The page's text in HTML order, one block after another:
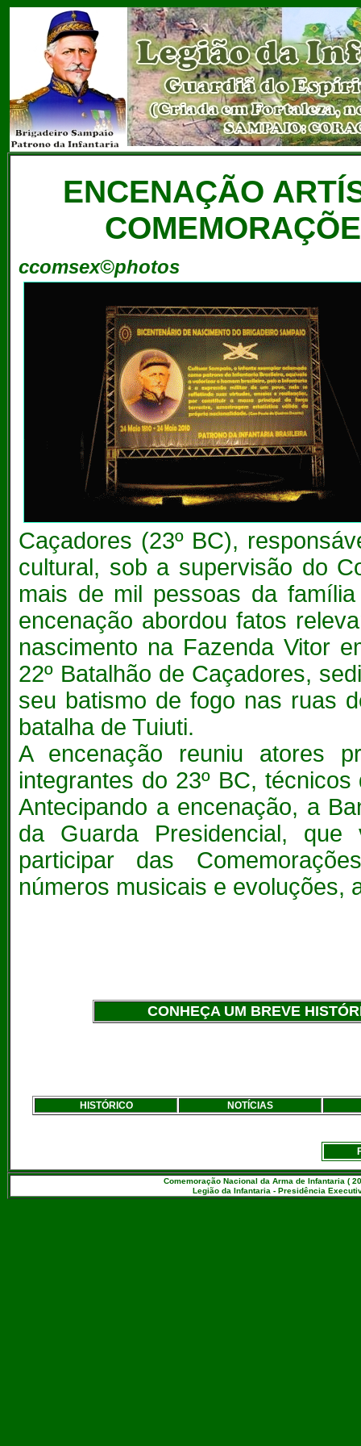
ENCENAÇÃO
ccomsex©photos
Caçadores (23º BC),
cultural, sob a supervisão do
mais de mil pessoas da
encenação abordou fatos
nascimento na Fazenda Vitor
22º Batalhão de Caçadores,
seu batismo de fogo nas ruas
batalha de Tuiuti.
A encenação reuniu atores
integrantes do 23º BC,
Antecipando a encenação, a
da Guarda Presidencial, que
participar das
números musicais e evoluções,
CONHEÇA UM BREVE
HISTÓRICO NOTÍCIAS
Comemoração Nacional da Arma de Infantaria (
Legião da Infantaria - Presidência